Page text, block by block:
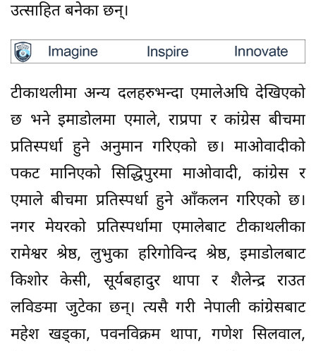
उत्साहित बनेका छन्।
टीकाथलीमा अन्य दलहरुभन्दा एमालेअघि देखिएको
छ भने इमाडोलमा एमाले, राप्रपा र कांग्रेस बीचमा
प्रतिस्पर्धा हुने अनुमान गरिएको छ। माओवादीको
पकट मानिएको सिद्धिपुरमा माओवादी, कांग्रेस र
एमाले बीचमा प्रतिस्पर्धा हुने आँकलन गरिएको छ।
नगर मेयरको प्रतिस्पर्धामा एमालेबाट टीकाथलीका
रामेश्वर श्रेष्ठ, लुभुका हरिगोविन्द श्रेष्ठ, इमाडोलबाट
किशोर केसी, सूर्यबहादुर थापा र शैलेन्द्र राउत
लविङमा जुटेका छन्। त्यसै गरी नेपाली कांग्रेसबाट
महेश खड्का, पवनविक्रम थापा, गणेश सिलवाल,